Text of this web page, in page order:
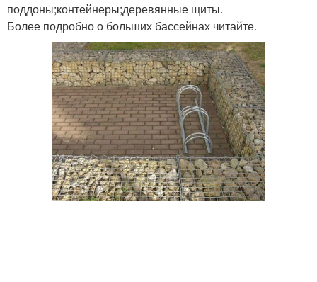
Бассейн в частном доме Крытые бассейны
Красивые бассейны Стационарный бассейн
Надувной бассейн Места для бассейна
поддоны;контейнеры;деревянные щиты.
Более подробно о больших бассейнах читайте.